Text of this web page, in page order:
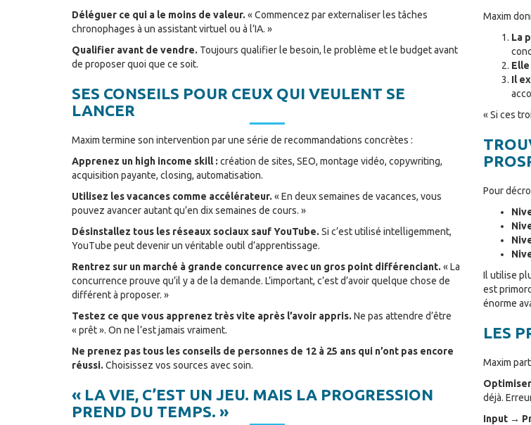
Déléguer ce qui a le moins de valeur. « Commencez par externaliser les tâches
chronophages à un assistant virtuel ou à l’IA. »
Qualifier avant de vendre. Toujours qualifier le besoin, le problème et le budget avant
de proposer quoi que ce soit.
SES CONSEILS POUR CEUX QUI VEULENT SE
LANCER
Maxim termine son intervention par une série de recommandations concrètes :
Apprenez un high income skill : création de sites, SEO, montage vidéo, copywriting,
acquisition payante, closing, automatisation.
Utilisez les vacances comme accélérateur. « En deux semaines de vacances, vous
pouvez avancer autant qu’en dix semaines de cours. »
Désinstallez tous les réseaux sociaux sauf YouTube. Si c’est utilisé intelligemment,
YouTube peut devenir un véritable outil d’apprentissage.
Rentrez sur un marché à grande concurrence avec un gros point différenciant. « La
concurrence prouve qu’il y a de la demande. L’important, c’est d’avoir quelque chose de
différent à proposer. »
Testez ce que vous apprenez très vite après l’avoir appris. Ne pas attendre d’être
« prêt ». On ne l’est jamais vraiment.
Ne prenez pas tous les conseils de personnes de 12 à 25 ans qui n’ont pas encore
réussi. Choisissez vos sources avec soin.
« LA VIE, C’EST UN JEU. MAIS LA PROGRESSION
PREND DU TEMPS. »
Maxim
La
Il
« Si ces
Pour
Il utilise
est
énorme
LES
Maxim
déjà.
Input →